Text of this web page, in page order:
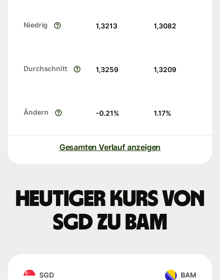
Niedrig 1,3213 1,3082
Durchschnitt 1,3259 1,3209
Ändern -0.21% 1.17%
Gesamten Verlauf anzeigen
Heutiger Kurs von
SGD zu BAM
SGD BAM